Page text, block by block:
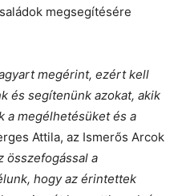
megsegítésére
megérint, ezért kell
és segítenünk azokat, akik
a megélhetésüket és a
Attila, az Ismerős Arcok
összefogással a
hogy az érintettek